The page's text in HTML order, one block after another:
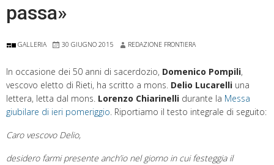
passa»
GALLERIA 30 GIUGNO 2015 REDAZIONE FRONTIERA
In occasione dei 50 anni di sacerdozio, Domenico Pompili,
vescovo eletto di Rieti, ha scritto a mons. Delio Lucarelli una
lettera, letta dal mons. Lorenzo Chiarinelli durante la Messa
giubilare di ieri pomeriggio . Riportiamo il testo integrale di seguito:
Caro vescovo Delio,
desidero farmi presente anch’io nel giorno in cui festeggia il